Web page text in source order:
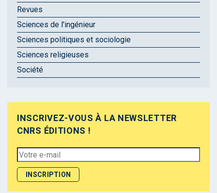
Revues
Sciences de l'ingénieur
Sciences politiques et sociologie
Sciences religieuses
Société
INSCRIVEZ-VOUS À LA NEWSLETTER
CNRS ÉDITIONS !